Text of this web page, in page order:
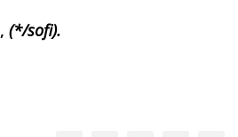
, (*/sofi).